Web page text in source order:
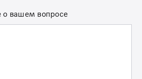
о вашем вопросе